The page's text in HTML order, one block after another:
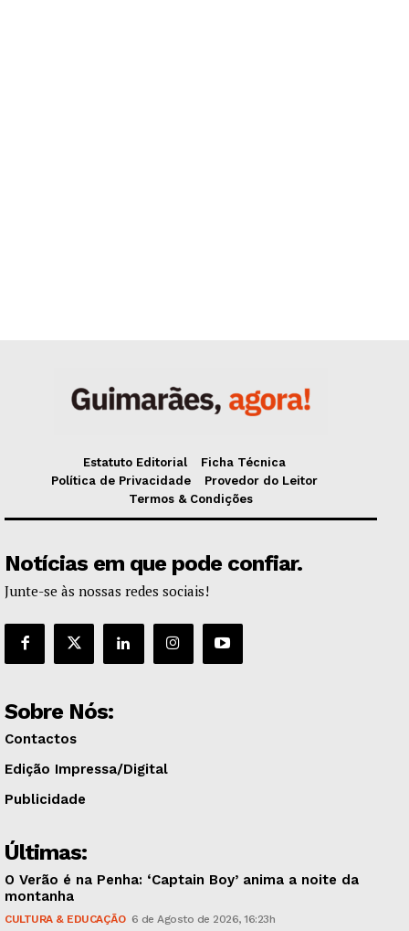
Estatuto Editorial
Ficha Técnica
Política de Privacidade
Provedor do Leitor
Termos & Condições
Notícias em que pode confiar.
Junte-se às nossas redes sociais!
Sobre Nós:
Contactos
Edição Impressa/Digital
Publicidade
Últimas:
O Verão é na Penha: ‘Captain Boy’ anima a noite da
montanha
CULTURA & EDUCAÇÃO 6 de Agosto de 2026, 16:23h